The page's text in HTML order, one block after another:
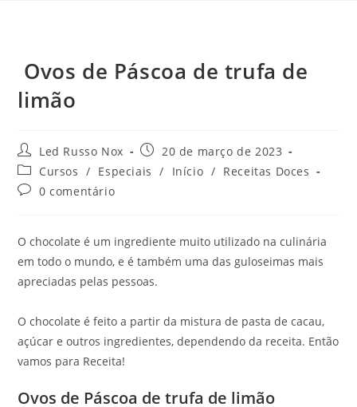
Ovos de Páscoa de trufa de
limão
Led Russo Nox
20 de março de 2023
Cursos / Especiais / Início / Receitas Doces
0 comentário
O chocolate é um ingrediente muito utilizado na culinária
em todo o mundo, e é também uma das guloseimas mais
apreciadas pelas pessoas.
O chocolate é feito a partir da mistura de pasta de cacau,
açúcar e outros ingredientes, dependendo da receita. Então
vamos para Receita!
Ovos de Páscoa de trufa de limão